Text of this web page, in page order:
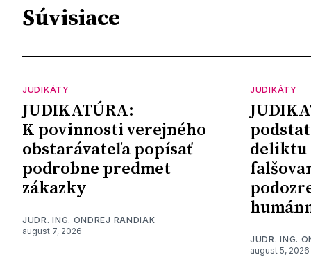
Súvisiace
JUDIKÁTY
JUDIKATÚRA:
K povinnosti verejného
obstarávateľa popísať
podrobne predmet
zákazky
JUDR. ING. ONDREJ RANDIAK
august 7, 2026
JUDIKÁTY
deliktu
JUDR. ING.
august 5, 2026